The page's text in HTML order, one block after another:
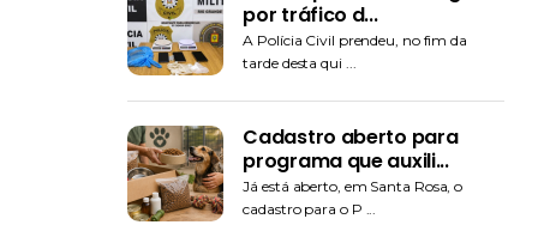
por tráfico d...
A Polícia Civil prendeu, no fim da
tarde desta qui ...
Cadastro aberto para
programa que auxili...
Já está aberto, em Santa Rosa, o
cadastro para o P ...